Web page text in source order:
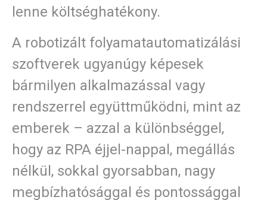
lenne költséghatékony.
A robotizált folyamatautomatizálási
szoftverek ugyanúgy képesek
bármilyen alkalmazással vagy
rendszerrel együttműködni, mint az
emberek – azzal a különbséggel,
hogy az RPA éjjel-nappal, megállás
nélkül, sokkal gyorsabban, nagy
megbízhatósággal és pontossággal